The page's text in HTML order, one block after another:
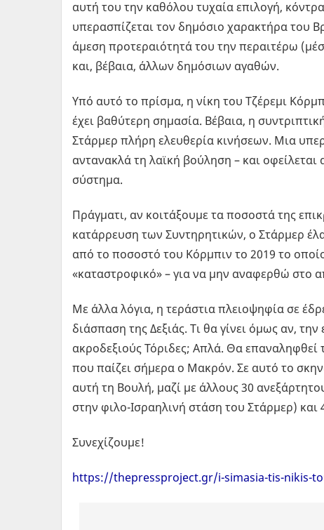
αυτή του την καθόλου τυχαία επιλογή,
υπερασπίζεται τον δημόσιο χαρακτήρα του
άμεση προτεραιότητά του την περαιτέρω
και, βέβαια, άλλων δημόσιων αγαθών.
Υπό αυτό το πρίσμα, η νίκη του Τζέρεμι
έχει βαθύτερη σημασία. Βέβαια, η
Στάρμερ πλήρη ελευθερία κινήσεων. Μια
αντανακλά τη λαϊκή βούληση – και
σύστημα.
Πράγματι, αν κοιτάξουμε τα ποσοστά της
κατάρρευση των Συντηρητικών, ο Στάρμερ
από το ποσοστό του Κόρμπιν το 2019 το
«καταστροφικό» – για να μην αναφερθώ στο
Με άλλα λόγια, η τεράστια πλειοψηφία σε
διάσπαση της Δεξιάς. Τι θα γίνει όμως αν,
ακροδεξιούς Τόριδες; Απλά. Θα επαναληφθεί
που παίζει σήμερα ο Μακρόν. Σε αυτό το
αυτή τη Βουλή, μαζί με άλλους 30
στην φιλο-Ισραηλινή στάση του Στάρμερ)
Συνεχίζουμε!
https://thepressproject.gr/i-simasia-tis-nikis-